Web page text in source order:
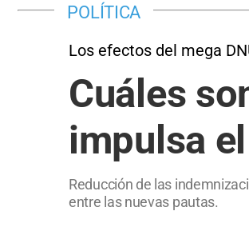
POLÍTICA
Los efectos del mega
Cuáles
impulsa
Reducción de las
entre las nuevas pautas.